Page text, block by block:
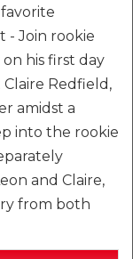
- Join rookie
his first day
Redfield,
amidst a
into the rookie
and Claire,
from both